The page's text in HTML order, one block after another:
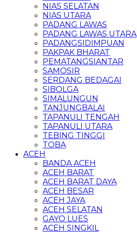
NIAS SELATAN
NIAS UTARA
PADANG LAWAS
PADANG LAWAS UTARA
PADANGSIDIMPUAN
PAKPAK BHARAT
PEMATANGSIANTAR
SAMOSIR
SERDANG BEDAGAI
SIBOLGA
SIMALUNGUN
TANJUNGBALAI
TAPANULI TENGAH
TAPANULI UTARA
TEBING TINGGI
TOBA
ACEH
BANDA ACEH
ACEH BARAT
ACEH BARAT DAYA
ACEH BESAR
ACEH JAYA
ACEH SELATAN
GAYO LUES
ACEH SINGKIL